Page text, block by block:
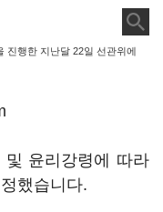
진행한 지난달 22일 선관위에
윤리강령에 따라
했습니다.